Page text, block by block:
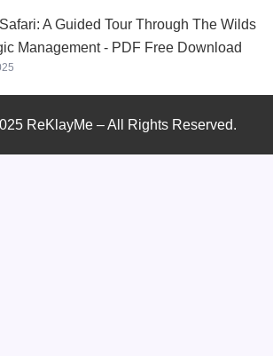
A Guided Tour Through The Wilds
Management - PDF Free Download
ReKlayMe – All Rights Reserved.